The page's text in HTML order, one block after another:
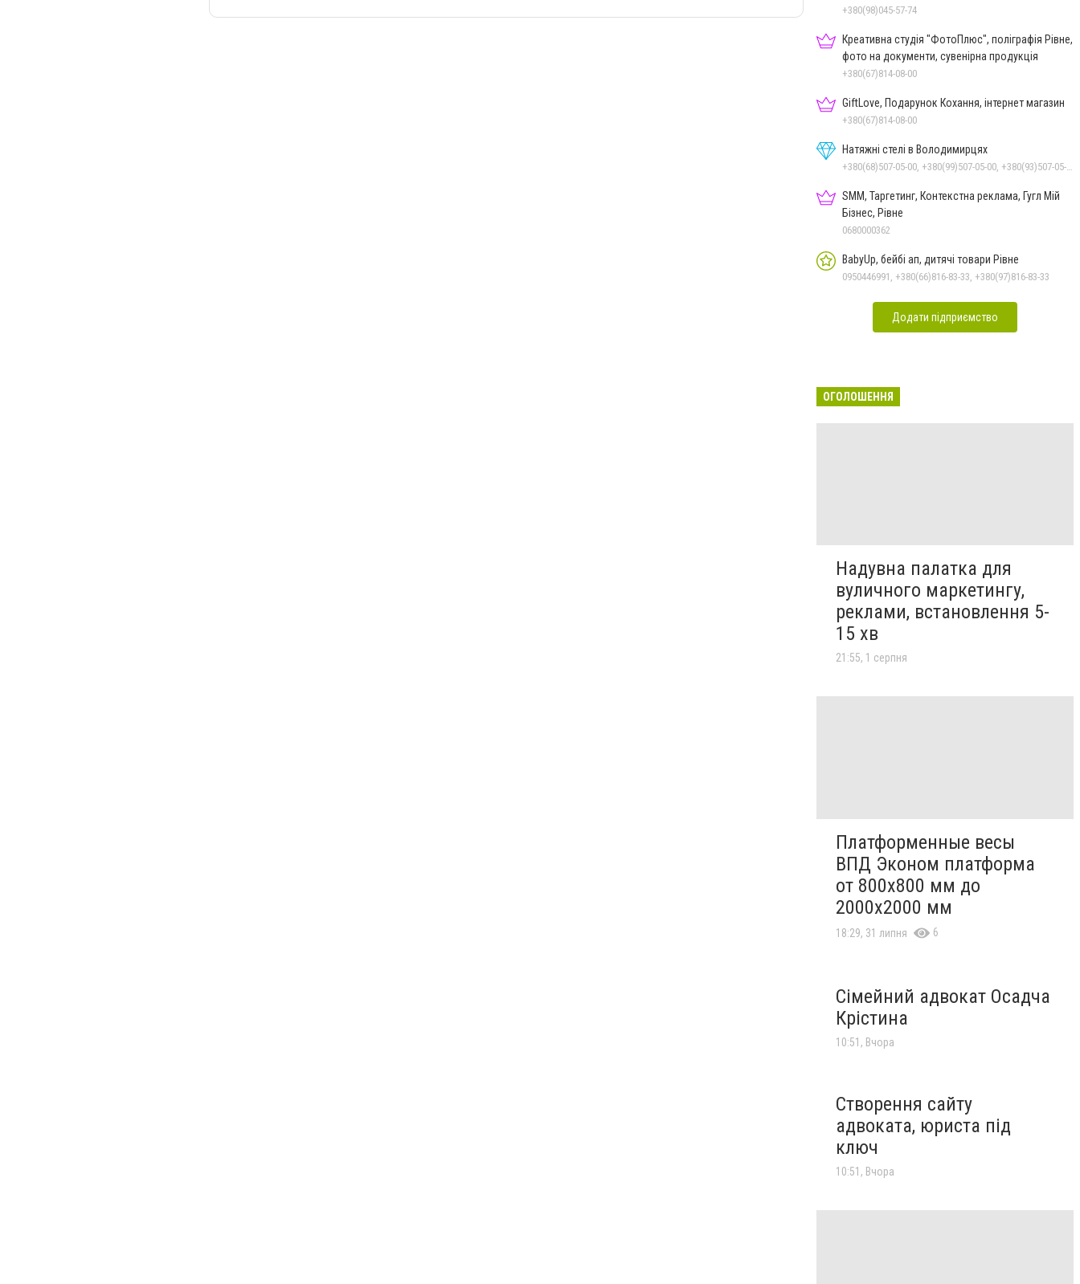
+380(98)045-57-74
Креативна студія "ФотоПлюс", поліграфія Рівне,
фото на документи, сувенірна продукція
+380(67)814-08-00
GiftLove, Подарунок Кохання, інтернет магазин
+380(67)814-08-00
Натяжні стелі в Володимирцях
+380(68)507-05-00, +380(99)507-05-00, +380(93)507-05-00
SMM, Таргетинг, Контекстна реклама, Гугл Мій
Бізнес, Рівне
0680000362
BabyUp, бейбі ап, дитячі товари Рівне
0950446991, +380(66)816-83-33, +380(97)816-83-33
Додати підприємство
ОГОЛОШЕННЯ
Надувна палатка для
вуличного маркетингу,
реклами, встановлення 5-
15 хв
21:55, 1 серпня
Платформенные весы
ВПД Эконом платформа
от 800х800 мм до
2000х2000 мм
18:29, 31 липня 6
Сімейний адвокат Осадча
Крістина
10:51, Вчора
Створення сайту
адвоката, юриста під
ключ
10:51, Вчора